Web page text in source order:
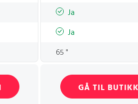
Ja
Ja
65 "
GÅ TIL